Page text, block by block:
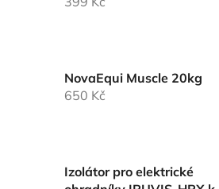
NovaEqui Muscle 20kg
650 Kč
Izolátor pro elektrické